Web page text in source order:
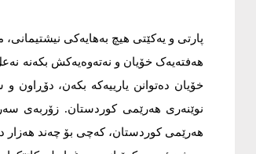
پارتی و یەکێتی هيچ بەهایەکی
هەفتەیەک خۆیان و نەتەوەیەکش بکەنە
خۆیان دەتوانن یارييەکە بکەن،
نوێنەری هەرێمی کوردستان. زۆربەی
هەرێمی کوردستان، کەچی بۆ چەند هەزار